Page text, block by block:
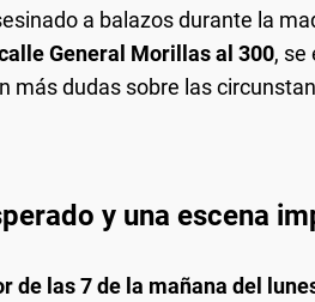
a balazos durante la
General Morillas al 300, se
más dudas sobre las
y una escena
de las 7 de la mañana del